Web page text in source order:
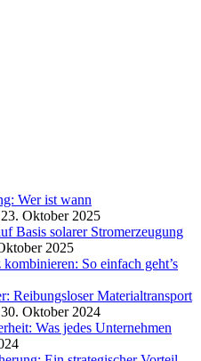
Wer ist wann
23. Oktober 2025
Basis solarer Stromerzeugung
2025
So einfach geht’s
Reibungsloser Materialtransport
30. Oktober 2024
Was jedes Unternehmen